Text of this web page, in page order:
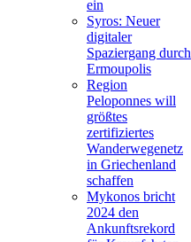
ein
Syros: Neuer
digitaler
Spaziergang durch
Ermoupolis
Region
Peloponnes will
größtes
zertifiziertes
Wanderwegenetz
in Griechenland
schaffen
Mykonos bricht
2024 den
Ankunftsrekord